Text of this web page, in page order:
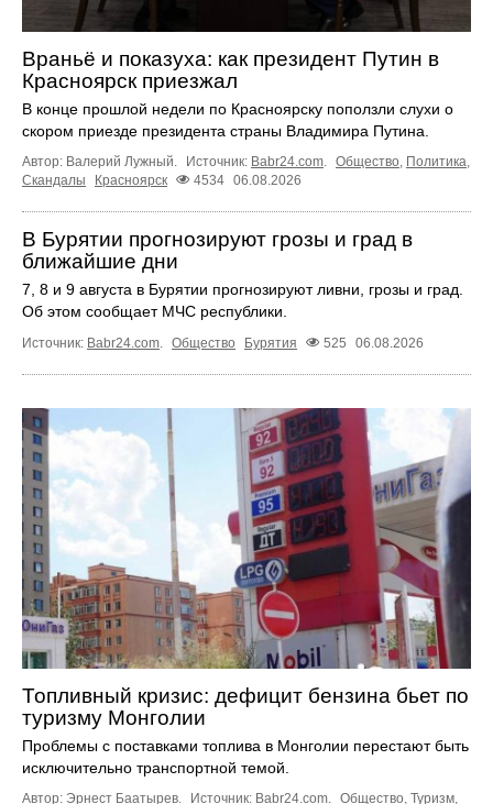
Враньё и показуха: как президент Путин в
Красноярск приезжал
В конце прошлой недели по Красноярску поползли слухи о
скором приезде президента страны Владимира Путина.
Автор: Валерий Лужный. Источник: Babr24.com Общество Политика
Скандалы
Красноярск 4534 06.08.2026
В Бурятии прогнозируют грозы и град в
ближайшие дни
7, 8 и 9 августа в Бурятии прогнозируют ливни, грозы и град.
Об этом сообщает МЧС республики.
Источник: Babr24.com. Общество Бурятия 525 06.08.2026
Топливный кризис: дефицит бензина бьет по
туризму Монголии
Проблемы с поставками топлива в Монголии перестают быть
исключительно транспортной темой.
Автор: Эрнест Баатырев. Источник: Babr24.com Общество Туризм